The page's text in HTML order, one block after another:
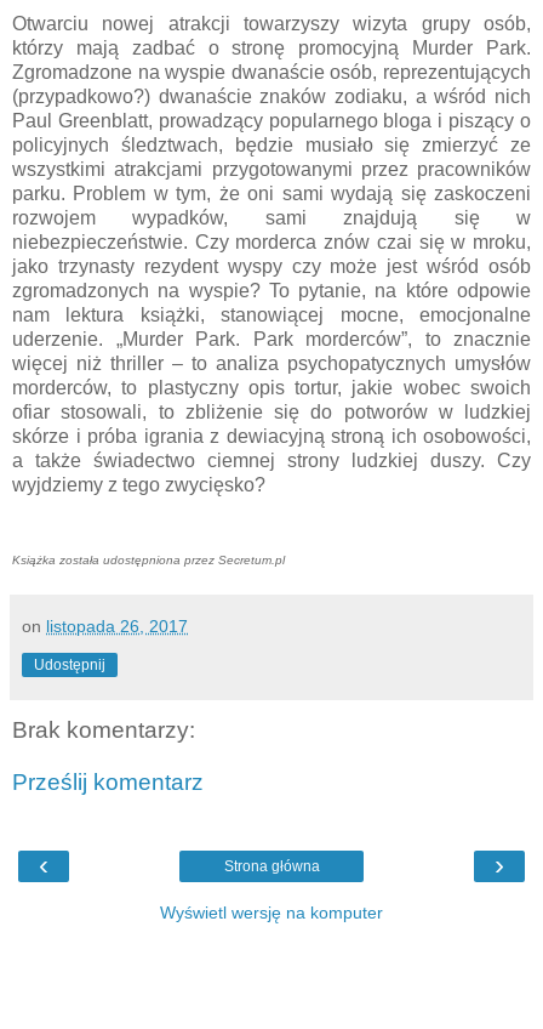
Otwarciu nowej atrakcji towarzyszy wizyta grupy osób,
którzy mają zadbać o stronę promocyjną Murder Park.
Zgromadzone na wyspie dwanaście osób, reprezentujących
(przypadkowo?) dwanaście znaków zodiaku, a wśród nich
Paul Greenblatt, prowadzący popularnego bloga i piszący o
policyjnych śledztwach, będzie musiało się zmierzyć ze
wszystkimi atrakcjami przygotowanymi przez pracowników
parku. Problem w tym, że oni sami wydają się zaskoczeni
rozwojem wypadków, sami znajdują się w
niebezpieczeństwie. Czy morderca znów czai się w mroku,
jako trzynasty rezydent wyspy czy może jest wśród osób
zgromadzonych na wyspie? To pytanie, na które odpowie
nam lektura książki, stanowiącej mocne, emocjonalne
uderzenie. „Murder Park. Park morderców”, to znacznie
więcej niż thriller – to analiza psychopatycznych umysłów
morderców, to plastyczny opis tortur, jakie wobec swoich
ofiar stosowali, to zbliżenie się do potworów w ludzkiej
skórze i próba igrania z dewiacyjną stroną ich osobowości,
a także świadectwo ciemnej strony ludzkiej duszy. Czy
wyjdziemy z tego zwycięsko?
Książka została udostępniona przez Secretum.pl
on listopada 26, 2017
Udostępnij
Brak komentarzy:
Prześlij komentarz
‹ ›
Strona główna
Wyświetl wersję na komputer